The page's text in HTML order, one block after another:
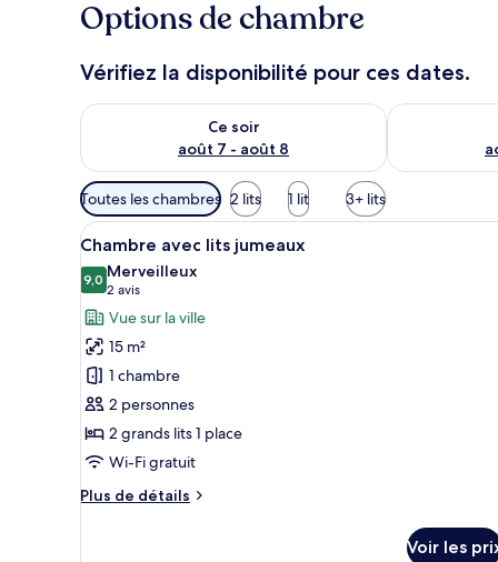
Options de chambre
Vérifiez la disponibilité pour ces dates.
Ce soir
août 7 - août 8
Vérifier la disponibilité pour ce soir août 7 - août 8
Vérifier la
Filtres
disponibles
pour
les
chambres
Toutes les chambres 2 lits 1 lit 3+ lits
Afficher
toutes
les
photos
pour
ce
type
de
chambre :
Chambre
avec
Une chambre d’hôtel avec
6
Chambre avec lits jumeaux
9,09,0 sur 10
Merveilleux
2 avis
(2 avis)
Vue sur la ville
15 m²
1 chambre
2 personnes
2 grands lits 1 place
Wi-Fi gratuit
Plus de détails
Plus
Voir les